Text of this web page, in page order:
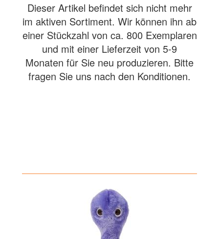
Dieser Artikel befindet sich nicht mehr
im aktiven Sortiment. Wir können ihn ab
einer Stückzahl von ca. 800 Exemplaren
und mit einer Lieferzeit von 5-9
Monaten für Sie neu produzieren. Bitte
fragen Sie uns nach den Konditionen.